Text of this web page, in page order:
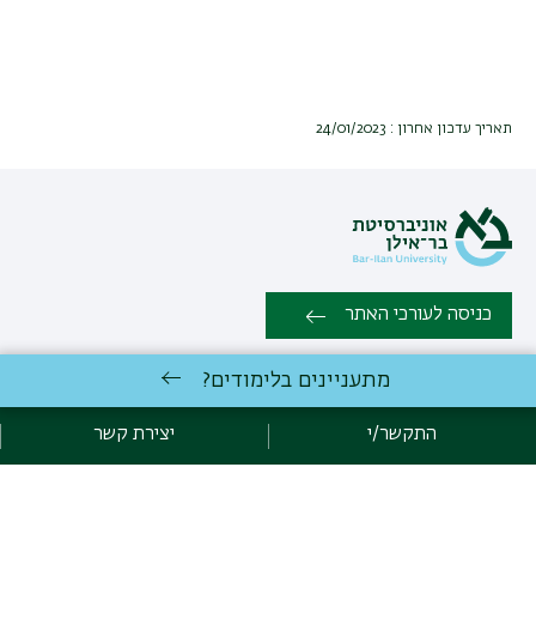
תאריך עדכון אחרון : 24/01/2023
כניסה לעורכי האתר
כל הזכויות שמורות: המחלקה לספרות משווה – ספרות עולם |
יצירת קשר
מתעניינים בלימודים?
התקשר/י יצירת קשר